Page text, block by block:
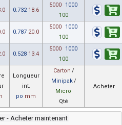
0.732 18.6
5000
1000
100
0.787 20.0
5000
1000
100
0.528 13.4
5000
1000
100
Longueur
int.
po mm
Carton /
Minipak/
Micro
Qté
Acheter
- Acheter maintenant